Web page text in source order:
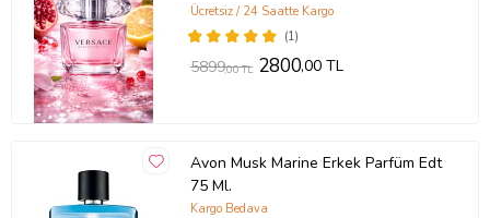
(1)
Ücretsiz / 24 Saatte Kargo
5899,00 TL 2800,00 TL
Avon Musk Marine Erkek Parfüm Edt
75 Ml.
Kargo Bedava